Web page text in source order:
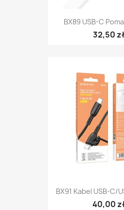
BX89 USB-C
32,50
BX91 Kabel USB-C/
40,00